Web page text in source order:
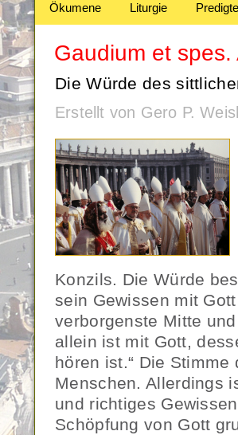
Ökumene
Liturgie
Gaudium et spes.
Die Würde des
Erstellt von Gero P.
Konzils. Die Würde
sein Gewissen mit
verborgenste Mitte
allein ist mit Gott,
hören ist.“ Die
Menschen. Allerdings
und richtiges
Schöpfung von Gott